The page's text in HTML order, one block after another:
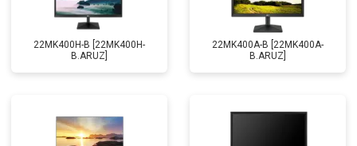
22MK400H-B [22MK400H-
B.ARUZ]
22MK400A-B [22MK400A-
B.ARUZ]